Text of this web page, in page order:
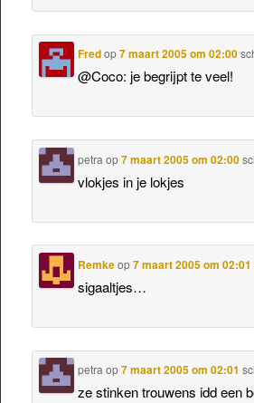
Fredop7 maart 2005 om 02:00
@Coco: je begrijpt te veel!
petra op7 maart 2005 om 02:00
vlokjes in je lokjes
Remkeop7 maart 2005 om 02:01
sigaaltjes…
petra op7 maart 2005 om 02:01
ze stinken trouwens idd een